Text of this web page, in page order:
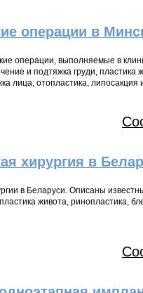
операции в
операции, выполняемые в
и подтяжка груди, пластика
лица, отопластика, липосакция
хирургия в
в Беларуси. Описаны
пластика живота, ринопластика,